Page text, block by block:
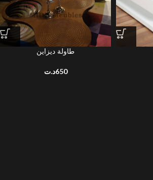
طاولة ديزاين
650د.ت